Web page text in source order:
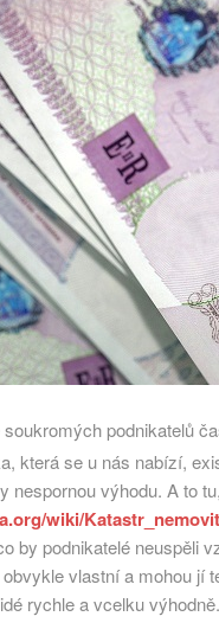
podnikatelů
která se u nás nabízí,
nespornou výhodu. A to
wiki/
by podnikatelé neuspěli
vlastní a mohou jí
rychle a vcelku